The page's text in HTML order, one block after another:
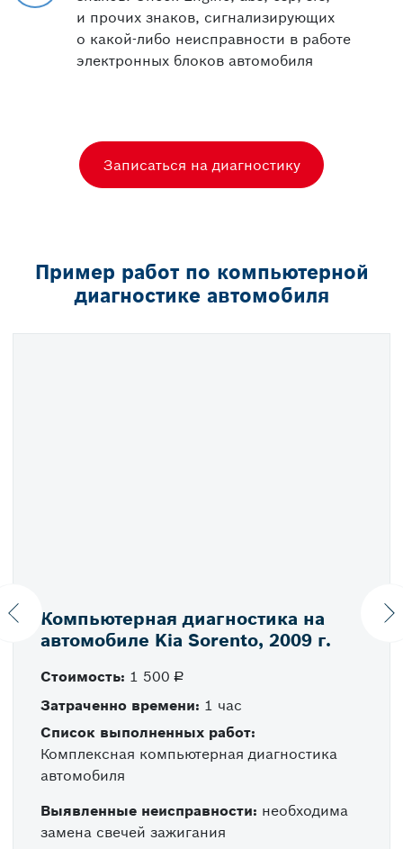
и прочих знаков, сигнализирующих
о какой-либо неисправности в работе
электронных блоков автомобиля
Записаться на диагностику
Пример работ по компьютерной
диагностике автомобиля
Компьютерная диагностика на
автомобиле Kia Sorento, 2009 г.
Стоимость: 1 500 руб.
Затраченно времени: 1 час
Список выполненных работ:
Комплексная компьютерная диагностика
автомобиля
Выявленные неисправности: необходима
замена свечей зажигания
Previous